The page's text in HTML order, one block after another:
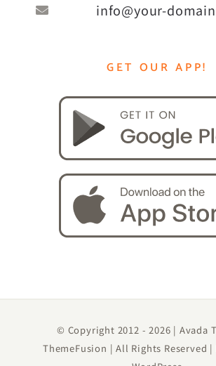
info@your-
GET OUR APP!
© Copyright 2012 -2026 | Avada
ThemeFusion | All Rights Reserved